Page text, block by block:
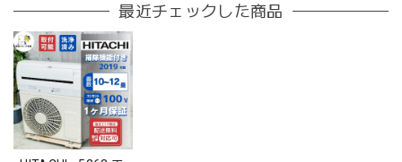
最近チェックした商品